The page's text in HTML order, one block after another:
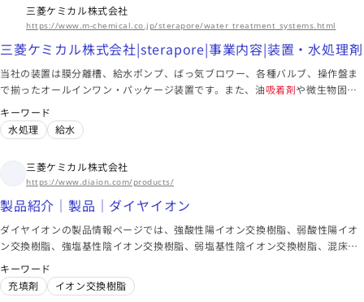
三菱ケミカル株式会社
https://www.m-chemical.co.jp/sterapore/water_treatment_systems.html
三菱ケミカル株式会社|sterapore|事業内容|装置・水処理剤
当社の装置は膜分離槽、給水ポンプ、ばっ気ブロワー、各種バルブ、操作盤ま
で揃ったオールインワン・パッケージ装置です。また、油吸着剤や微生物固定
化担体等の水処理剤も取り扱っております
キーワード
水処理
給水
三菱ケミカル株式会社
https://www.diaion.com/products/
製品紹介｜製品｜ダイヤイオン
ダイヤイオンの製品情報ページでは、強酸性陽イオン交換樹脂、弱酸性陽イオ
ン交換樹脂、強塩基性陰イオン交換樹脂、弱塩基性陰イオン交換樹脂、混床式
ポリッシャー用樹脂など、多彩なイオン交換樹脂製品をご紹介しています。こ
れらの製品は、水処理、超純水製造、砂糖の精製、医薬品原料や機能性食品素
材の分離精製など、さまざまな用途に対応しています。
キーワード
充填剤
イオン交換樹脂